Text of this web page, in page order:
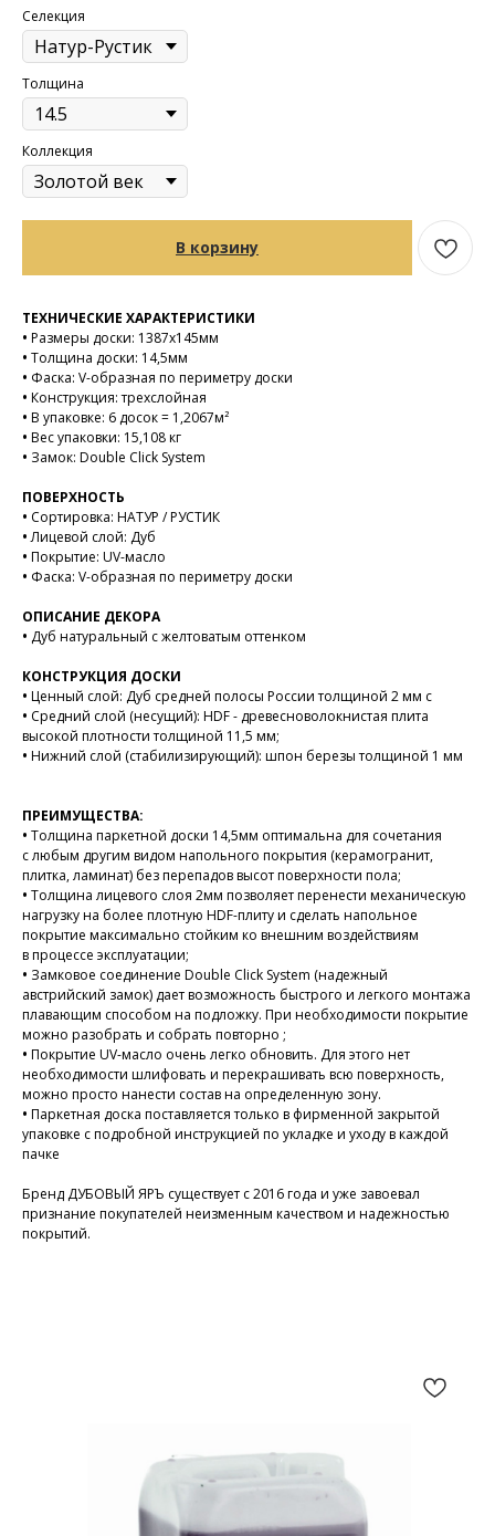
Селекция
Толщина
Коллекция
В корзину
ТЕХНИЧЕСКИЕ ХАРАКТЕРИСТИКИ
• Размеры доски: 1387х145мм
• Толщина доски: 14,5мм
• Фаска: V-образная по периметру доски
• Конструкция: трехслойная
• В упаковке: 6 досок = 1,2067м²
• Вес упаковки: 15,108 кг
• Замок: Double Click System
ПОВЕРХНОСТЬ
• Сортировка: НАТУР / РУСТИК
•Лицевой слой: Дуб
• Покрытие: UV-масло
• Фаска: V-образная по периметру доски
ОПИСАНИЕ ДЕКОРА
• Дуб натуральный с желтоватым оттенком
КОНСТРУКЦИЯ ДОСКИ
• Ценный слой: Дуб средней полосы России толщиной 2 мм с
• Средний слой (несущий): HDF - древесноволокнистая плита
высокой плотности толщиной 11,5 мм;
• Нижний слой (стабилизирующий): шпон березы толщиной 1 мм
ПРЕИМУЩЕСТВА:
• Толщина паркетной доски 14,5мм оптимальна для сочетания
с любым другим видом напольного покрытия (керамогранит,
плитка, ламинат) без перепадов высот поверхности пола;
• Толщина лицевого слоя 2мм позволяет перенести механическую
нагрузку на более плотную HDF-плиту и сделать напольное
покрытие максимально стойким ко внешним воздействиям
в процессе эксплуатации;
• Замковое соединение Double Click System (надежный
австрийский замок) дает возможность быстрого и легкого монтажа
плавающим способом на подложку. При необходимости покрытие
можно разобрать и собрать повторно ;
• Покрытие UV-масло очень легко обновить. Для этого нет
необходимости шлифовать и перекрашивать всю поверхность,
можно просто нанести состав на определенную зону.
• Паркетная доска поставляется только в фирменной закрытой
упаковке с подробной инструкцией по укладке и уходу в каждой
пачке
Бренд ДУБОВЫЙ ЯРЪ существует с 2016 года и уже завоевал
признание покупателей неизменным качеством и надежностью
покрытий.